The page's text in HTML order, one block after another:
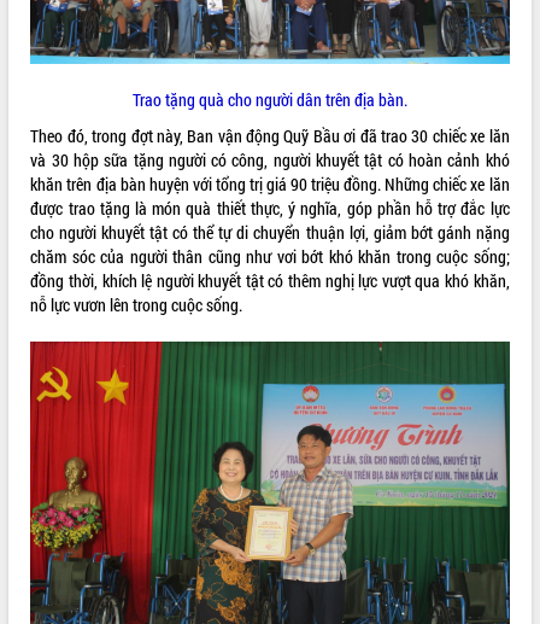
Khám bệnh, cấp phát thuốc miễn phí
và tặng quà người dân xã Cư Pui
Lễ truy tặng danh hiệu “Bà Mẹ Việt
Nam Anh hùng” và trao Huân chương
Lao động
UBND tỉnh Đắk Lắk triển khai nhiệm
vụ 6 tháng cuối năm 2026
Kỳ họp thứ Hai, Hội đồng nhân dân
tỉnh khóa XI quyết nghị nhiều nội dung
quan trọng
Bí thư Tỉnh ủy Lương Nguyễn Minh
Triết thăm, tặng quà người có công với
cách mạng
Rà soát, hoàn thiện hệ thống thiết chế
văn hóa, thể thao đáp ứng yêu cầu
phát triển mới
Thường trực HĐND tỉnh Đắk Lắk gặp
mặt Đoàn chuyên gia y tế TP. Hồ Chí
Minh
Lễ truy điệu và an táng hài cốt liệt sĩ
tại Nghĩa trang Liệt sĩ xã Sơn Hòa
ALBUM ẢNH
LIÊN KẾT WEB
THỐNG KÊ TRUY CẬP
Hôm nay: 10432
Trao tặng quà cho người dân trên địa bàn.
Theo đó, trong đợt này, Ban vận động Quỹ Bầu ơi đã trao 30 chiếc xe lăn
và 30 hộp sữa tặng người có công, người khuyết tật có hoàn cảnh khó
khăn trên địa bàn huyện với tổng trị giá 90 triệu đồng. Những chiếc xe lăn
được trao tặng là món quà thiết thực, ý nghĩa, góp phần hỗ trợ đắc lực
cho người khuyết tật có thể tự di chuyển thuận lợi, giảm bớt gánh nặng
chăm sóc của người thân cũng như vơi bớt khó khăn trong cuộc sống;
đồng thời, khích lệ người khuyết tật có thêm nghị lực vượt qua khó khăn,
nỗ lực vươn lên trong cuộc sống.